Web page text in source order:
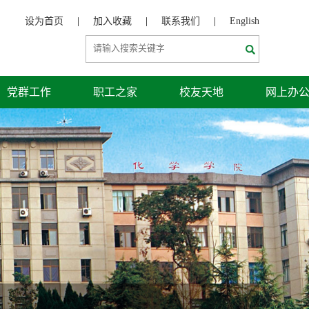
English
联系我们
加入收藏
设为首页
党群工作 职工之家 校友天地 网上办公